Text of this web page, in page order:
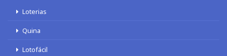
Loterias
Quina
Lotofácil